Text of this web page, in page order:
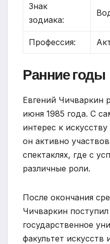
Знак
зодиака:
Профессия:
Ранние годы
Евгений Чичваркин
июня 1985 года. С
интерес к
он активно
спектаклях, где с
различные роли.
После окончания
Чичваркин
государственное
факультет искусств